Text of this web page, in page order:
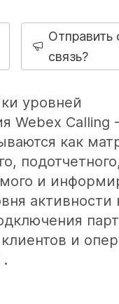
Отправить
связь?
уровней
Webex Calling
как
подотчетного,
и
активности
и
.